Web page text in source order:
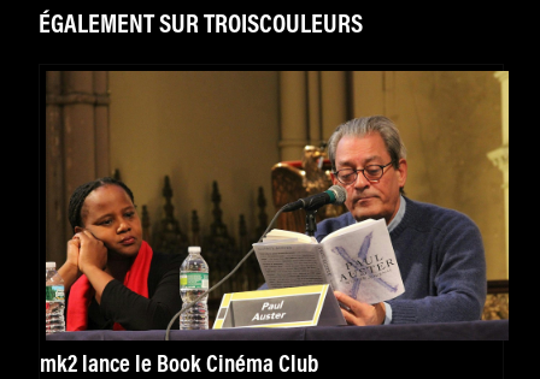
ÉGALEMENT SUR TROISCOULEURS
mk2 lance le Book Cinéma Club